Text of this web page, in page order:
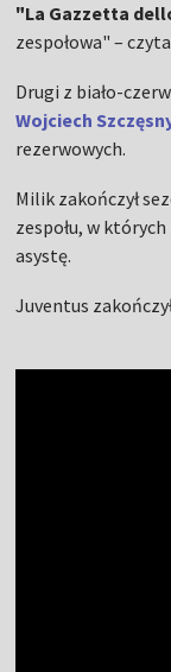
"La Gazzetta
zespołowa" –
Drugi z biało-
Wojciech
rezerwowych.
Milik zakończył
zespołu, w
asystę.
Juventus